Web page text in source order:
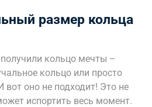
размер кольца
кольцо мечты –
кольцо или просто
вот оно не подходит! Это не
испортить весь момент.